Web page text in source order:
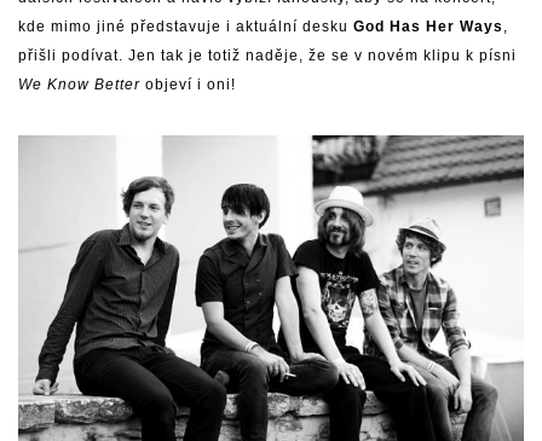
kde mimo jiné představuje i aktuální desku God Has Her Ways ,
přišli podívat. Jen tak je totiž naděje, že se v novém klipu k písni
We Know Better objeví i oni!